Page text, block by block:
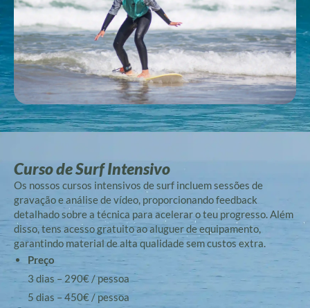
Curso de Surf Intensivo
Os nossos cursos intensivos de surf incluem sessões de
gravação e análise de vídeo, proporcionando feedback
detalhado sobre a técnica para acelerar o teu progresso. Além
disso, tens acesso gratuito ao aluguer de equipamento,
garantindo material de alta qualidade sem custos extra.
Preço
3 dias – 290€ / pessoa
5 dias – 450€ / pessoa